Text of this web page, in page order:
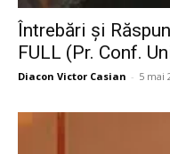
Întrebări și
FULL (Pr. Conf.
Diacon Victor Casian - 5 mai